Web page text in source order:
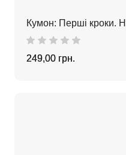
Кумон: Перші кроки.
249,00 грн.